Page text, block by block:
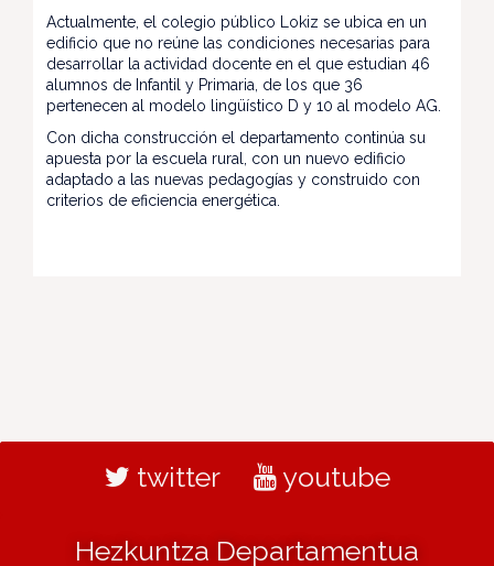
Actualmente, el colegio público Lokiz se ubica en un
edificio que no reúne las condiciones necesarias para
desarrollar la actividad docente en el que estudian 46
alumnos de Infantil y Primaria, de los que 36
pertenecen al modelo lingüístico D y 10 al modelo AG.
Con dicha construcción el departamento continúa su
apuesta por la escuela rural, con un nuevo edificio
adaptado a las nuevas pedagogías y construido con
criterios de eficiencia energética.
twitter youtube
Hezkuntza Departamentua